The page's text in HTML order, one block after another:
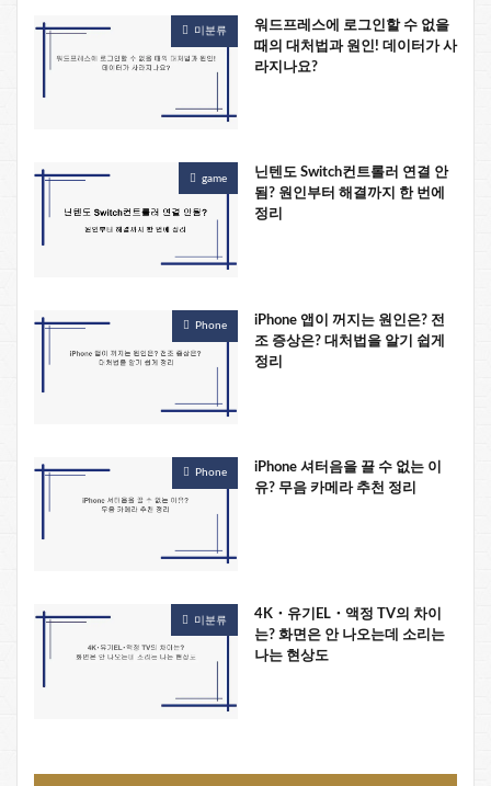
미분류
워드프레스에 로그인할 수 없을
때의 대처법과 원인! 데이터가 사
라지나요?
game
닌텐도 Switch컨트롤러 연결 안
됨? 원인부터 해결까지 한 번에
정리
Phone
iPhone 앱이 꺼지는 원인은? 전
조 증상은? 대처법을 알기 쉽게
정리
Phone
iPhone 셔터음을 끌 수 없는 이
유? 무음 카메라 추천 정리
미분류
4K・유기EL・액정 TV의 차이
는? 화면은 안 나오는데 소리는
나는 현상도